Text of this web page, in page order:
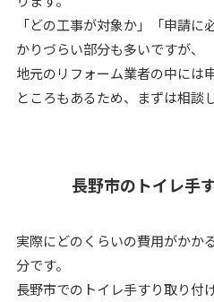
「どの工事が対象か」「申請
かりづらい部分も多いですが、
地元のリフォーム業者の中には
ところもあるため、まずは相談
長野市のトイレ手
実際にどのくらいの費用がかか
分です。
長野市でのトイレ手すり取り付